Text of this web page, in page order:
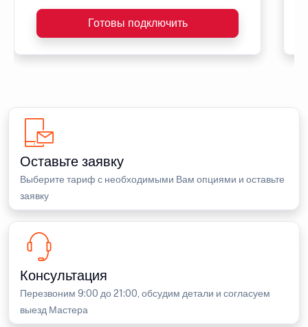
Готовы подключить
Оставьте заявку
Выберите тариф с необходимыми Вам опциями и оставьте
заявку
Консультация
Перезвоним 9:00 до 21:00, обсудим детали и согласуем
выезд Мастера